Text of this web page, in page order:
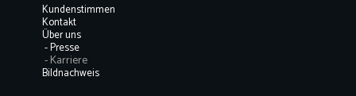
Kundenstimmen
Kontakt
Über uns
- Presse
- Karriere
Bildnachweis